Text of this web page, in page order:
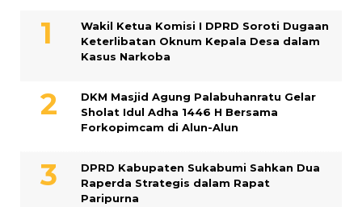
Wakil Ketua Komisi I DPRD Soroti Dugaan
Keterlibatan Oknum Kepala Desa dalam
Kasus Narkoba
DKM Masjid Agung Palabuhanratu Gelar
Sholat Idul Adha 1446 H Bersama
Forkopimcam di Alun-Alun
DPRD Kabupaten Sukabumi Sahkan Dua
Raperda Strategis dalam Rapat
Paripurna